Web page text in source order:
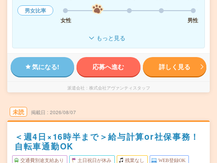
男女比率
女性
男性
もっと見る
気になる! 応募へ進む 詳しく見る
派遣会社 株式会社アヴァンティスタッフ
未読 掲載日 2026/08/07
＜週4日×16時半まで＞給与計算or社保事務！
自転車通勤OK
交通費別途支給あり 土日祝日が休み 残業なし WEB登録OK